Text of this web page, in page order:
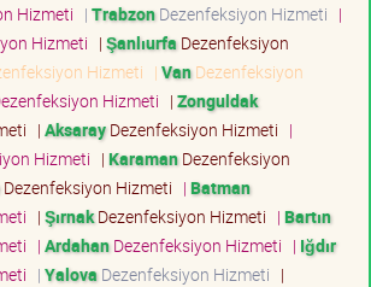
Hizmeti | TrabzonDezenfeksiyon Hizmeti |
Hizmeti | Şanlıurfa Dezenfeksiyon
Hizmeti | VanDezenfeksiyon
Hizmeti | Zonguldak
| AksarayDezenfeksiyon Hizmeti |
Hizmeti | KaramanDezenfeksiyon
Dezenfeksiyon Hizmeti | Batman
| ŞırnakDezenfeksiyon Hizmeti | Bartın
| ArdahanDezenfeksiyon Hizmeti | Iğdır
| Yalova Dezenfeksiyon Hizmeti |